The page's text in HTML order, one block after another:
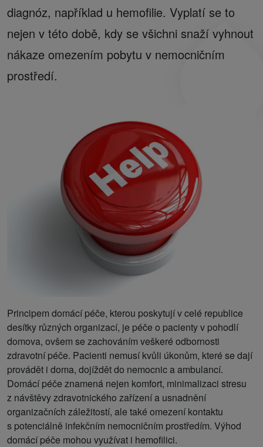
diagnóz, například u hemofilie. Vyplatí se to
nejen v této době, kdy se všichni snaží vyhnout
nákaze omezením pobytu v nemocničním
prostředí.
Principem domácí péče, kterou poskytují v celé republice
desítky různých organizací, je péče o pacienty v pohodlí
domova, ovšem se zachováním veškeré odbornosti
zdravotní péče. Pacienti nemusí kvůli úkonům, které se dají
provádět i doma, dojíždět do nemocnic a ambulancí.
Domácí péče znamená nejen komfort, minimalizaci stresu
z návštěvy zdravotnického zařízení a usnadnění
organizačních záležitostí, ale také omezení kontaktu
s potenciálně infekčním nemocničním prostředím. Výhod
domácí péče mohou využívat i hemofilici.